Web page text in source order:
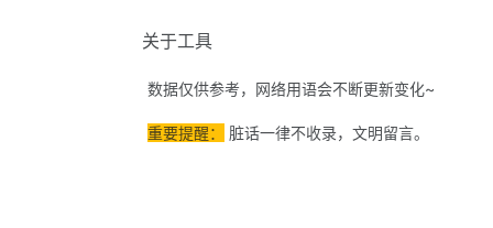
关于工具
数据仅供参考，网络用语会不断更新变化~
重要提醒： 脏话一律不收录，文明留言。